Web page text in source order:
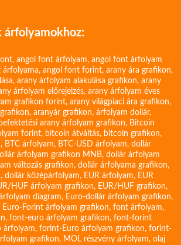
árfolyamokhoz:
, angol font árfolyam, angol font árfolyam
árfolyama, angol font forint, arany ára grafikon,
, arany árfolyam alakulása grafikon, arany
árfolyam előrejelzés, arany árfolyam éves
grafikon forint, arany világpiaci ára grafikon,
, aranyár grafikon, árfolyam dollár,
befektetési arany árfolyam grafikon, Bitcoin
forint, bitcoin átváltás, bitcoin grafikon,
, BTC árfolyam, BTC-USD árfolyam, dollár
árfolyam grafikon MNB, dollár árfolyam
változás grafikon, dollár árfolyama grafikon,
, dollár középárfolyam, EUR árfolyam, EUR
HUF árfolyam grafikon, EUR/HUF grafikon,
diagram, Euro-dollár árfolyam grafikon,
Euro-Forint árfolyam grafikon, font árfolyam,
, font-euro árfolyam grafikon, font-forint
árfolyam, forint-Euro árfolyam grafikon, forint-
grafikon, MOL részvény árfolyam, olaj